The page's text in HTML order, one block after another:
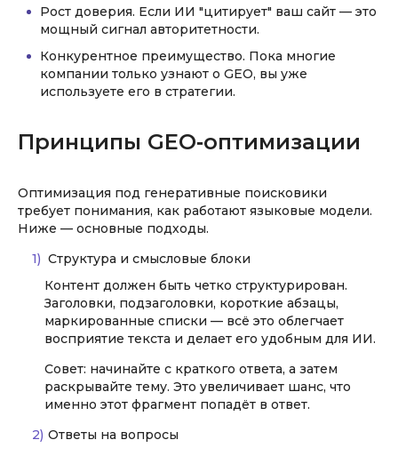
Рост доверия. Если ИИ "цитирует" ваш сайт — это
мощный сигнал авторитетности.
Конкурентное преимущество. Пока многие
компании только узнают о GEO, вы уже
используете его в стратегии.
Принципы GEO‑оптимизации
Оптимизация под генеративные поисковики
требует понимания, как работают языковые модели.
Ниже — основные подходы.
Структура и смысловые блоки
Контент должен быть четко структурирован.
Заголовки, подзаголовки, короткие абзацы,
маркированные списки — всё это облегчает
восприятие текста и делает его удобным для ИИ.
Совет: начинайте с краткого ответа, а затем
раскрывайте тему. Это увеличивает шанс, что
именно этот фрагмент попадёт в ответ.
Ответы на вопросы